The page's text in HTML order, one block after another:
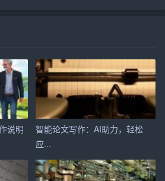
教研活动，促进教师之间的交流与
结对制度，发挥经验丰富的教师对
。
每周五下午，每次培训2小时。
说明
智能论文写作：AI助力，轻松
应...